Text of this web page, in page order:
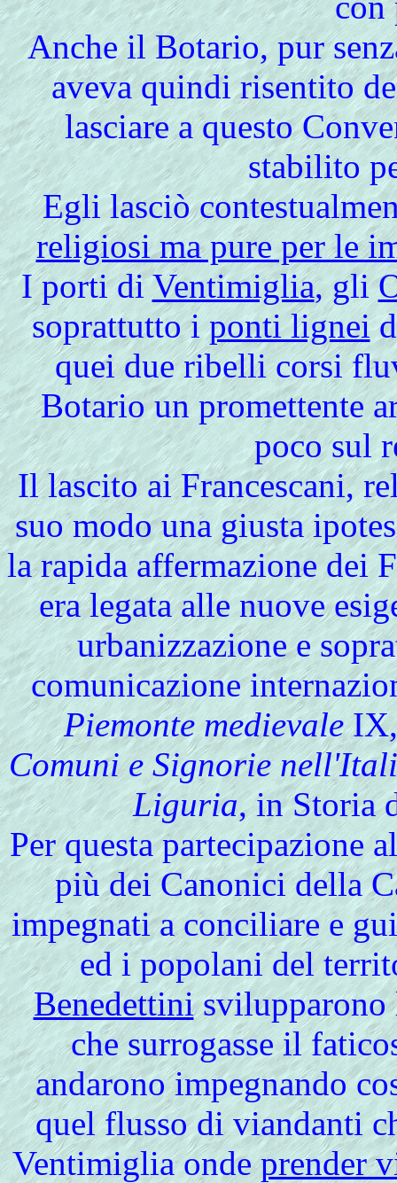
Anche il Botario, pur
aveva quindi risentito
lasciare a questo
stabilito
Egli lasciò
religiosi ma pure per le
I porti diVentimiglia, gli
soprattutto iponti lignei
quei due ribelli corsi
Botario un promettente
poco sul
Il lascito ai Francescani,
suo modo una giusta
la rapida affermazione dei
era legata alle nuove
urbanizzazione e
comunicazione
Piemonte medievale
Comuni e Signorie
Liguria, in Storia
Per questa partecipazione
più dei Canonici della
impegnati a conciliare e
ed i popolani del
Benedettinisvilupparono
che surrogasse il
andarono impegnando
quel flusso di viandanti
Ventimiglia ondeprender